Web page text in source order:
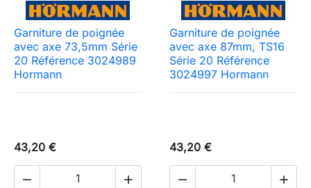
Garniture de poignée
avec axe 73,5mm Série
20 Référence 3024989
Hormann
43,20 €
 
Garniture de poignée
avec axe 87mm, TS16
Série 20 Référence
3024997 Hormann
43,20 €
 